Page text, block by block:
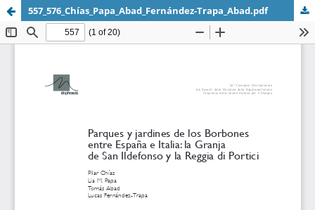
557_576_Chías_Papa_Abad_Fernández-Trapa_Abad.pdf